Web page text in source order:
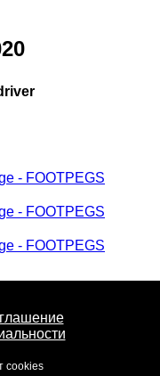
- FOOTPEGS
- FOOTPEGS
- FOOTPEGS
cookies